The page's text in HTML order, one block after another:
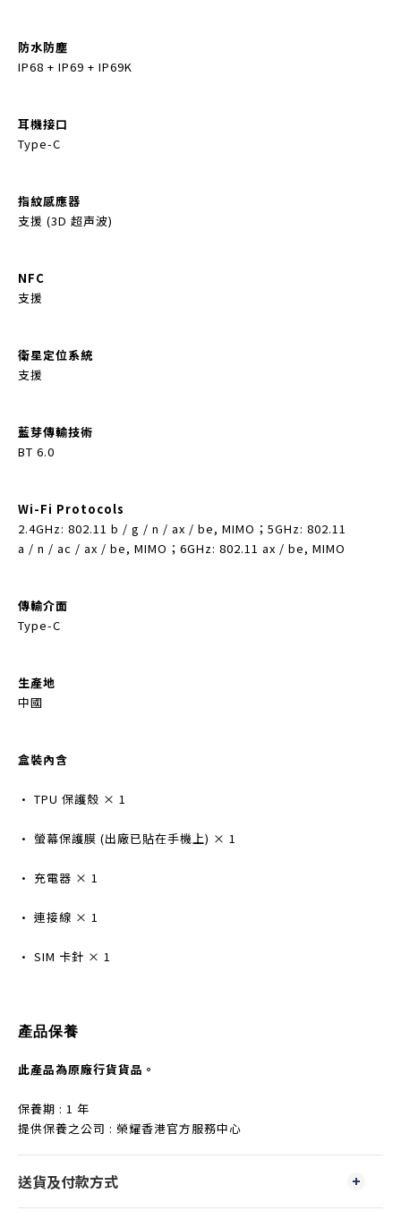
防水防塵
IP68 + IP69 + IP69K
耳機接口
Type-C
指紋感應器
支援 (3D 超声波)
NFC
支援
衛星定位系統
支援
藍芽傳輸技術
BT 6.0
Wi-Fi Protocols
2.4GHz: 802.11 b / g / n / ax / be, MIMO；5GHz: 802.11
a / n / ac / ax / be, MIMO；6GHz: 802.11 ax / be, MIMO
傳輸介面
Type-C
生產地
中國
盒裝內含
• TPU 保護殼 × 1
• 螢幕保護膜 (出廠已貼在手機上) × 1
• 充電器 × 1
• 連接線 × 1
• SIM 卡針 × 1
產品保養
此產品為原廠行貨貨品。
保養期 : 1 年
提供保養之公司 : 榮耀香港官方服務中心
送貨及付款方式